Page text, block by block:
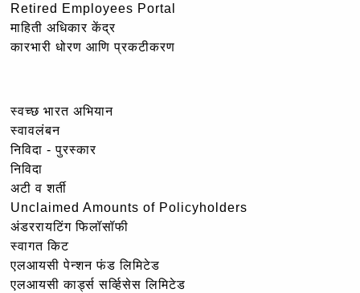
Retired Employees Portal
माहिती अधिकार केंद्र
कारभारी धोरण आणि प्रकटीकरण
स्वच्छ भारत अभियान
स्वावलंबन
निविदा - पुरस्कार
निविदा
अटी व शर्ती
Unclaimed Amounts of Policyholders
अंडररायटिंग फिलॉसॉफी
स्वागत किट
एलआयसी पेन्शन फंड लिमिटेड
एलआयसी कार्ड्स सर्व्हिसेस लिमिटेड